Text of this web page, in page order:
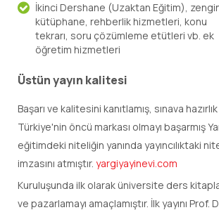
İkinci Dershane (Uzaktan Eğitim),
kütüphane, rehberlik hizmetleri, konu
tekrarı, soru çözümleme etütleri vb. ek
öğretim hizmetleri
Üstün yayın kalitesi
Başarı ve kalitesini kanıtlamış, sınava
Türkiye'nin öncü markası olmayı başarmış
eğitimdeki niteliğin yanında yayıncılıktaki
imzasını atmıştır. yargiyayinevi.com
Kuruluşunda ilk olarak üniversite ders
ve pazarlamayı amaçlamıştır. İlk yayını Prof.